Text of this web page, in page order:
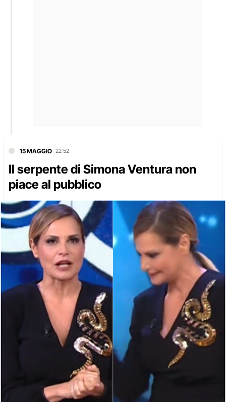
15 MAGGIO 22:52
Il serpente di Simona Ventura non
piace al pubblico